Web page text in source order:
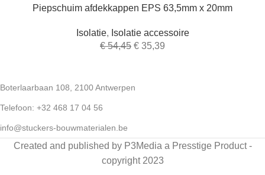
Piepschuim afdekkappen EPS 63,5mm x 20mm
Isolatie, Isolatie accessoire
€54,45 € 35,39
Boterlaarbaan 108, 2100 Antwerpen
Telefoon: +32 468 17 04 56
info@stuckers-bouwmaterialen.be
Created and published by P3Media a Presstige Product -
copyright 2023